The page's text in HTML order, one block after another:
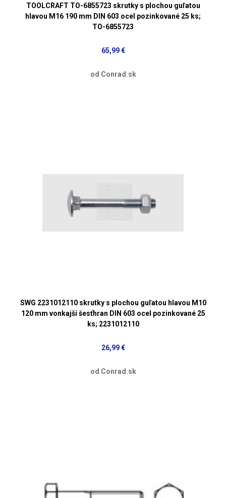
TOOLCRAFT TO-6855723 skrutky s plochou guľatou
hlavou M16 190 mm DIN 603 ocel pozinkované 25 ks;
TO-6855723
65,99 €
od Conrad.sk
SWG 2231012110 skrutky s plochou guľatou hlavou M10
120 mm vonkajší šesťhran DIN 603 ocel pozinkované 25
ks; 2231012110
26,99 €
od Conrad.sk